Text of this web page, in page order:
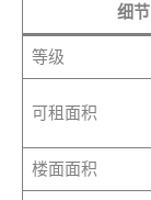
细节
等级
可租面积
楼面面积